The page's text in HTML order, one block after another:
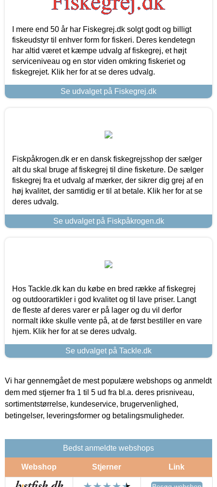
I mere end 50 år har Fiskegrej.dk solgt godt og billigt
fiskeudstyr til enhver form for fiskeri. Deres kendetegn
har altid været et kæmpe udvalg af fiskegrej, et højt
serviceniveau og en stor viden omkring fiskeriet og
fiskegrejet. Klik her for at se deres udvalg.
Se udvalget på Fiskegrej.dk
Fiskpåkrogen.dk er en dansk fiskegrejsshop der sælger
alt du skal bruge af fiskegrej til dine fisketure. De sælger
fiskegrej fra et udvalg af mærker, der sikrer dig grej af en
høj kvalitet, der samtidig er til at betale. Klik her for at se
deres udvalg.
Se udvalget på Fiskpåkrogen.dk
Hos Tackle.dk kan du købe en bred række af fiskegrej
og outdoorartikler i god kvalitet og til lave priser. Langt
de fleste af deres varer er på lager og du vil derfor
normalt ikke skulle vente på, at de først bestiller en vare
hjem. Klik her for at se deres udvalg.
Se udvalget på Tackle.dk
Vi har gennemgået de mest populære webshops og anmeldt
dem med stjerner fra 1 til 5 ud fra bl.a. deres prisniveau,
sortimentstørrelse, kundeservice, brugervenlighed,
betingelser, leveringsformer og betalingsmuligheder.
Bedst anmeldte webshops
Webshop Stjerner Link